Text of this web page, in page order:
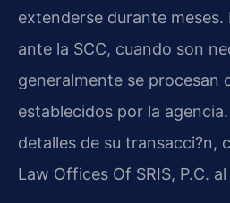
extenderse durante
ante la SCC, cuando son
generalmente se procesan
establecidos por la
detalles de su transacci?n,
Law Offices Of SRIS, P.C.